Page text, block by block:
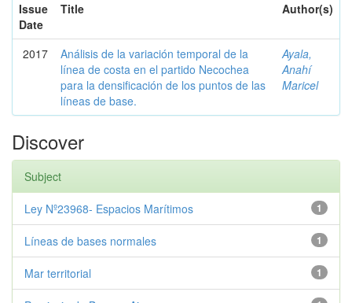
Issue
Date
Title Author(s)
2017
Análisis de la variación temporal de la
línea de costa en el partido Necochea
para la densificación de los puntos de las
líneas de base.
Ayala,
Anahí
Maricel
Discover
Subject
1
Ley Nº23968- Espacios Marítimos
1
Líneas de bases normales
1
Mar territorial